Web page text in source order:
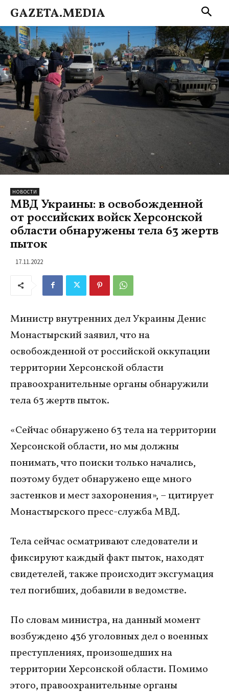
GAZETA.MEDIA
НОВОСТИ
МВД Украины: в освобожденной
от российских войск Херсонской
области обнаружены тела 63 жертв
пыток
17.11.2022
Министр внутренних дел Украины Денис
Монастырский заявил, что на
освобожденной от российской оккупации
территории Херсонской области
правоохранительные органы обнаружили
тела 63 жертв пыток.
«Сейчас обнаружено 63 тела на территории
Херсонской области, но мы должны
понимать, что поиски только начались,
поэтому будет обнаружено еще много
застенков и мест захоронения», – цитирует
Монастырского пресс-служба МВД.
Тела сейчас осматривают следователи и
фиксируют каждый факт пыток, находят
свидетелей, также происходит эксгумация
тел погибших, добавили в ведомстве.
По словам министра, на данный момент
возбуждено 436 уголовных дел о военных
преступлениях, произошедших на
территории Херсонской области. Помимо
этого, правоохранительные органы